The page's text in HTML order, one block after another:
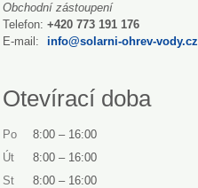
Obchodní zástoupení
Telefon: +420 773 191 176
E-mail:
info@solarni-ohrev-vody.cz
Otevírací doba
Po 8:00 – 16:00
Út
8:00 – 16:00
St
8:00 – 16:00